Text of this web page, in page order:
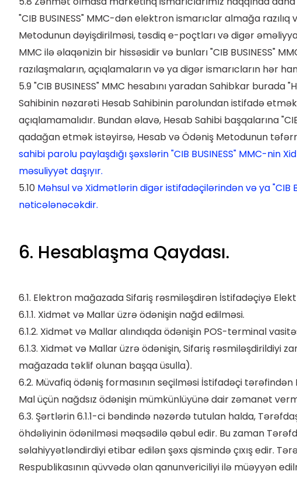
"CIB BUSINESS" MMC-dən elektron ismarıclar almağa
Metodunun dəyişdirilməsi, təsdiq e-poçtları və digər
MMC ilə əlaqənizin bir hissəsidir və bunları "CIB BUSINESS"
razılaşmaların, açıqlamaların və ya digər ismarıcların hər
5.9 "CIB BUSINESS" MMC hesabını yaradan Sahibkar burada
Sahibinin nəzarəti Hesab Sahibinin parolundan istifadə
açıqlamamalıdır. Bundan əlavə, Hesab Sahibi başqalarına
qadağan etmək istəyirsə, Hesab və Ödəniş Metodunun
sahibi parolu paylaşdığı şəxslərin "CIB BUSINESS" MMC-
məsuliyyət daşıyır.
5.10 Məhsul və Xidmətlərin digər istifadəçilərindən və ya "CIB
nəticələnəcəkdir.
6. Hesablaşma Qaydası.
6.1. Elektron mağazada Sifariş rəsmiləşdirən İstifadəçiyə
6.1.1. Xidmət və Mallar üzrə ödənişin nağd edilməsi.
6.1.2. Xidmət və Mallar alındıqda ödənişin POS-terminal
6.1.3. Xidmət və Mallar üzrə ödənişin, Sifariş rəsmiləşdirildiyi
mağazada təklif olunan başqa üsulla).
6.2. Müvafiq ödəniş formasının seçilməsi İstifadəçi
Mal üçün nağdsız ödənişin mümkünlüyünə dair zəmanət
6.3. Şərtlərin 6.1.1-ci bəndində nəzərdə tutulan halda,
öhdəliyinin ödənilməsi məqsədilə qəbul edir. Bu zaman
səlahiyyətləndirdiyi etibar edilən şəxs qismində çıxış edir.
Respublikasının qüvvədə olan qanunvericiliyi ilə müəyyən